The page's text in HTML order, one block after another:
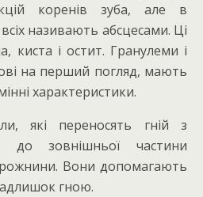
коренів зуба, але в
називають абсцесами. Ці
киста і остит. Гранулеми і
на перший погляд, мають
характеристики.
які переносять гній з
до зовнішньої частини
Вони допомагають
гною.